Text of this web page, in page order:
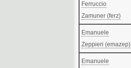
Ferruccio
Zamuner (‎ferz‎)
Emanuele
Zeppieri (‎emazep‎)
Emanuele